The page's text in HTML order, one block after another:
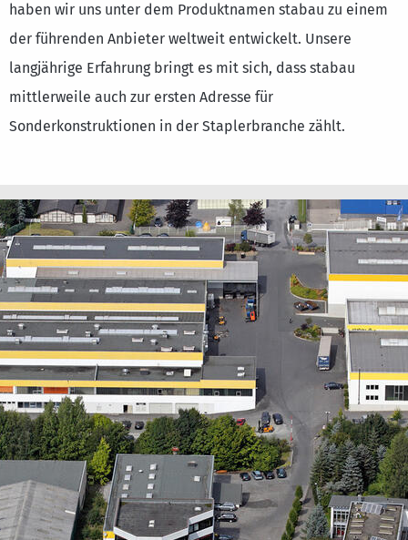
Français
Great Britain
English
haben wir uns unter dem Produktnamen stabau zu einem
der führenden Anbieter weltweit entwickelt. Unsere
langjährige Erfahrung bringt es mit sich, dass stabau
mittlerweile auch zur ersten Adresse für
Sonderkonstruktionen in der Staplerbranche zählt.